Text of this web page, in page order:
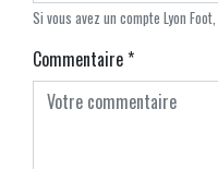
Si vous avez un compte Lyon Foot,
Commentaire*